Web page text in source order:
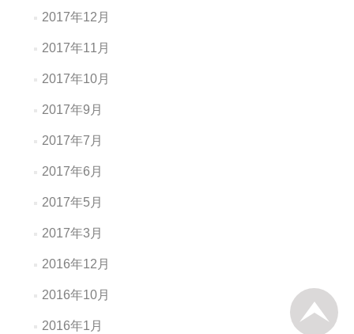
2017年12月
2017年11月
2017年10月
2017年9月
2017年7月
2017年6月
2017年5月
2017年3月
2016年12月
2016年10月
2016年1月